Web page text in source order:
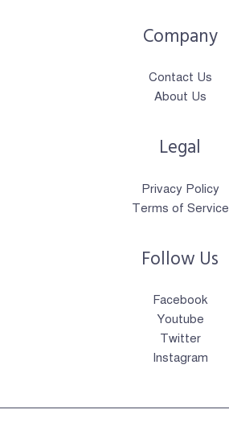
Company
Contact Us
About Us
Legal
Privacy Policy
Terms of Service
Follow Us
Facebook
Youtube
Twitter
Instagram